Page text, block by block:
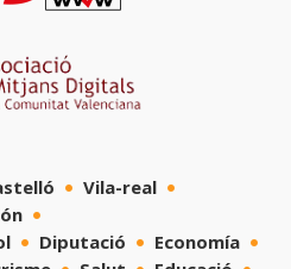
Vila-real
Diputació
Economía